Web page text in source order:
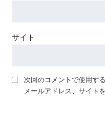
サイト
次回のコメントで使用す
メールアドレス、サイト